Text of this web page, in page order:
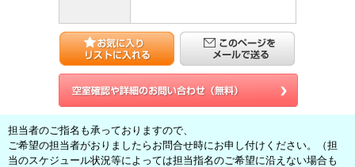
担当者のご指名も承っておりますので、
ご希望の担当者がおりましたらお問合せ時にお申し付けください。（担
当のスケジュール状況等によっては担当指名のご希望に沿えない場合も